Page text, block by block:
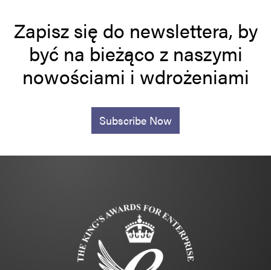
Zapisz się do newslettera, by
być na bieżąco z naszymi
nowościami i wdrożeniami
Subscribe Now